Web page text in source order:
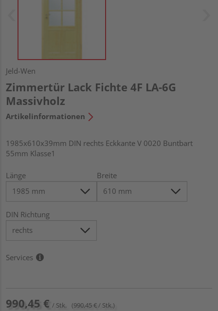
Jeld-Wen
Zimmertür Lack Fichte 4F LA-6G
Massivholz
Artikelinformationen
1985x610x39mm DIN rechts Eckkante V 0020 Buntbart
55mm Klasse1
Länge Breite
DIN Richtung
Services
990,45 € / Stk. (990,45 € / Stk.)